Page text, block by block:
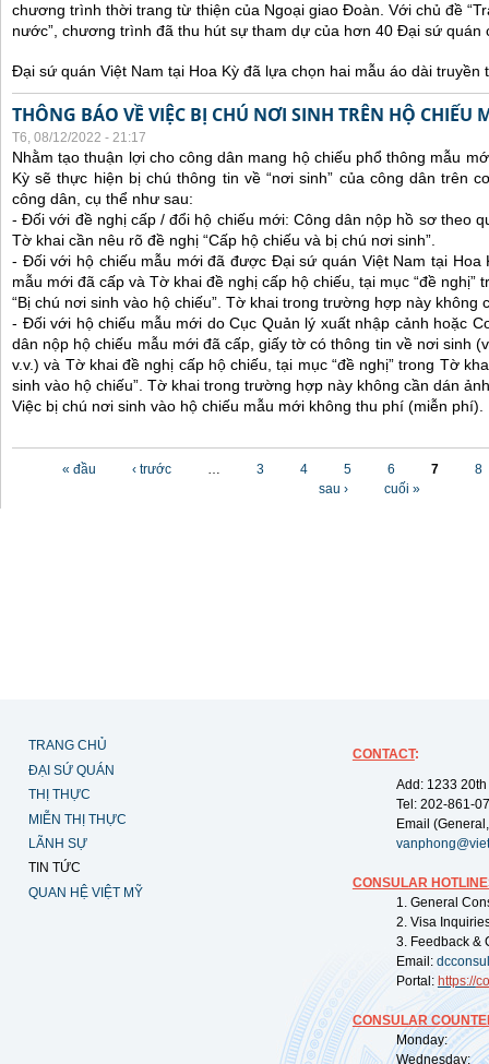
chương trình thời trang từ thiện của Ngoại giao Đoàn. Với chủ đề
nước”, chương trình đã thu hút sự tham dự của hơn 40 Đại sứ quán
Đại sứ quán Việt Nam tại Hoa Kỳ đã lựa chọn hai mẫu áo dài truyền
THÔNG BÁO VỀ VIỆC BỊ CHÚ NƠI SINH TRÊN HỘ CHIẾU
T6, 08/12/2022 - 21:17
Nhằm tạo thuận lợi cho công dân mang hộ chiếu phổ thông mẫu
Kỳ sẽ thực hiện bị chú thông tin về “nơi sinh” của công dân trên
công dân, cụ thể như sau:
- Đối với đề nghị cấp / đổi hộ chiếu mới: Công dân nộp hồ sơ theo
Tờ khai cần nêu rõ đề nghị “Cấp hộ chiếu và bị chú nơi sinh”.
- Đối với hộ chiếu mẫu mới đã được Đại sứ quán Việt Nam tại Hoa
mẫu mới đã cấp và Tờ khai đề nghị cấp hộ chiếu, tại mục “đề nghị”
“Bị chú nơi sinh vào hộ chiếu”. Tờ khai trong trường hợp này không
- Đối với hộ chiếu mẫu mới do Cục Quản lý xuất nhập cảnh hoặc
dân nộp hộ chiếu mẫu mới đã cấp, giấy tờ có thông tin về nơi sinh
v.v.) và Tờ khai đề nghị cấp hộ chiếu, tại mục “đề nghị” trong Tờ
sinh vào hộ chiếu”. Tờ khai trong trường hợp này không cần dán
Việc bị chú nơi sinh vào hộ chiếu mẫu mới không thu phí (miễn phí).
« đầu ‹ trước … 3 4 5 6 7
8
sau ›
cuối »
TRANG CHỦ
ĐẠI SỨ QUÁN
THỊ THỰC
MIỄN THỊ THỰC
LÃNH SỰ
TIN TỨC
QUAN HỆ VIỆT MỸ
CONTACT:
Add: 1233
Tel: 202-861-
Email
CONSULAR
1. General
2. Visa
3. Feedback &
Email:
Portal: https://
CONSULAR
Monday:
Wednesday: